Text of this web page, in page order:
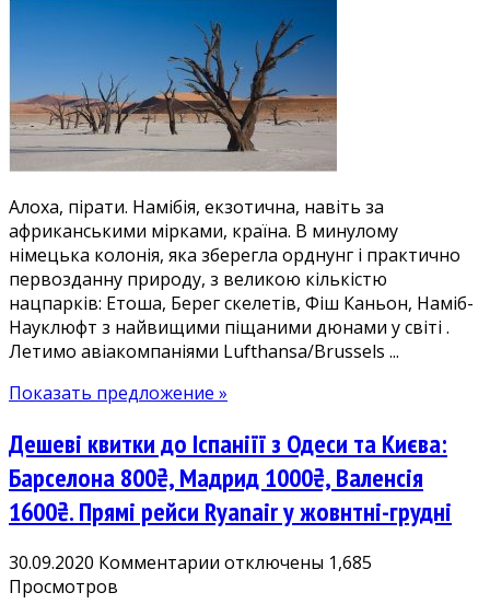
екзотика!
Дешеві
квитки
у
Намібію
з
Києва
у
грудні
Алоха, пірати. Намібія, екзотична, навіть за
африканськими мірками, країна. В минулому
німецька колонія, яка зберегла орднунг і практично
первозданну природу, з великою кількістю
нацпарків: Етоша, Берег скелетів, Фіш Каньон, Наміб-
Науклюфт з найвищими піщаними дюнами у світі .
Летимо авіакомпаніями Lufthansa/Brussels ...
Показать предложение »
Дешеві квитки до Іспаніїї з Одеси та Києва:
Барселона 800₴, Мадрид 1000₴, Валенсія
1600₴. Прямі рейси Ryanair у жовнтні-грудні
30.09.2020 Комментарии котключены 1,685
Просмотров